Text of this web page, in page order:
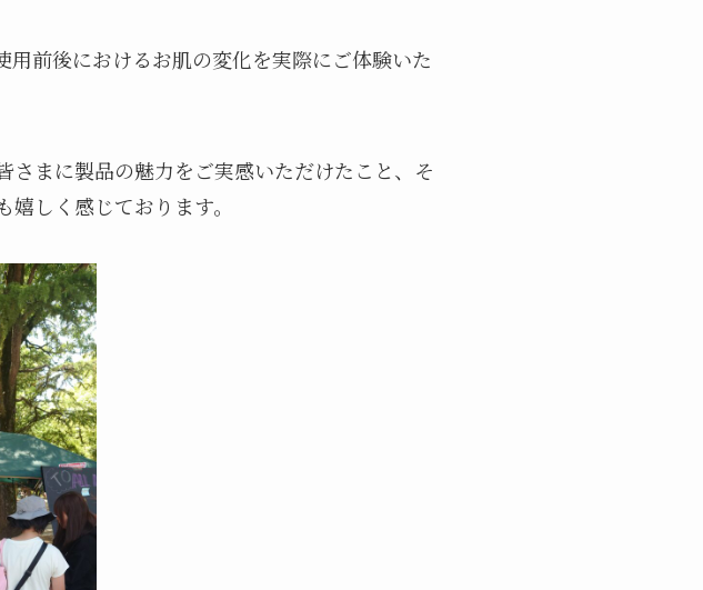
前後におけるお肌の変化を実際にご体験いた
まに製品の魅力をご実感いただけたこと、そ
しく感じております。